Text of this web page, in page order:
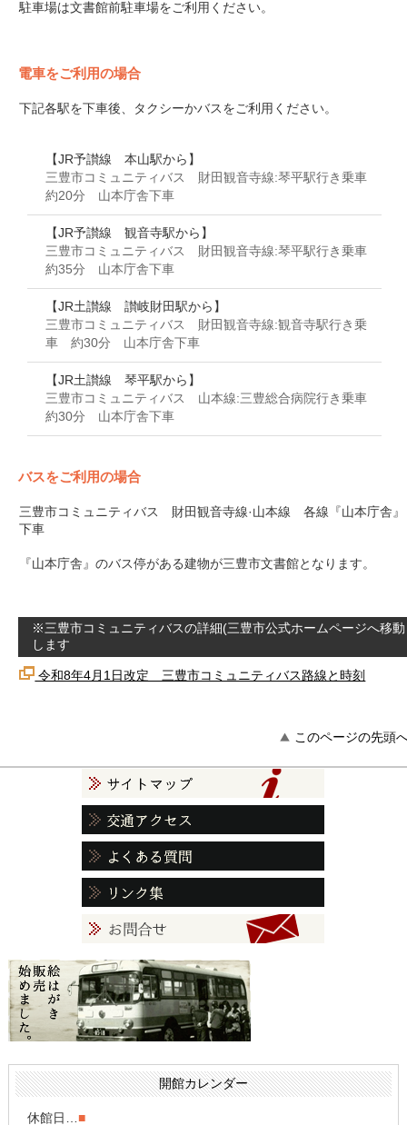
駐車場は文書館前駐車場をご利用ください。
電車をご利用の場合
下記各駅を下車後、タクシーかバスをご利用ください。
【JR予讃線 本山駅から】
三豊市コミュニティバス 財田観音寺線:琴平駅行き乗車
約20分 山本庁舎下車
【JR予讃線 観音寺駅から】
三豊市コミュニティバス 財田観音寺線:琴平駅行き乗車
約35分 山本庁舎下車
【JR土讃線 讃岐財田駅から】
三豊市コミュニティバス 財田観音寺線:観音寺駅行き乗
車 約30分 山本庁舎下車
【JR土讃線 琴平駅から】
三豊市コミュニティバス 山本線:三豊総合病院行き乗車
約30分 山本庁舎下車
バスをご利用の場合
三豊市コミュニティバス 財田観音寺線·山本線 各線『山本庁舎』
下車
『山本庁舎』のバス停がある建物が三豊市文書館となります。
※三豊市コミュニティバスの詳細(三豊市公式ホームページへ移動
します
令和8年4月1日改定 三豊市コミュニティバス路線と時刻
このページの先頭
開館カレンダー
休館日…■